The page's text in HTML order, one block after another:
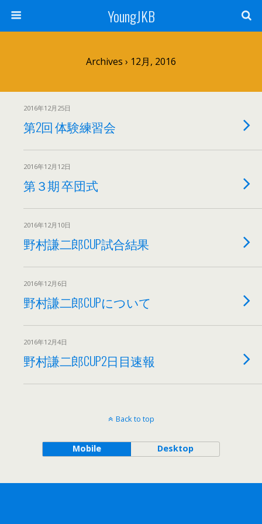
YoungJKB
Archives › 12月, 2016
2016年12月25日
第2回 体験練習会
2016年12月12日
第３期 卒団式
2016年12月10日
野村謙二郎CUP試合結果
2016年12月6日
野村謙二郎CUPについて
2016年12月4日
野村謙二郎CUP2日目速報
Back to top
Mobile Desktop